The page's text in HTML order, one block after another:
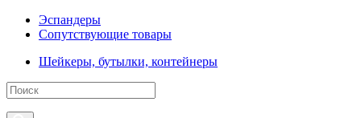
Эспандеры
Сопутствующие товары
Шейкеры, бутылки, контейнеры